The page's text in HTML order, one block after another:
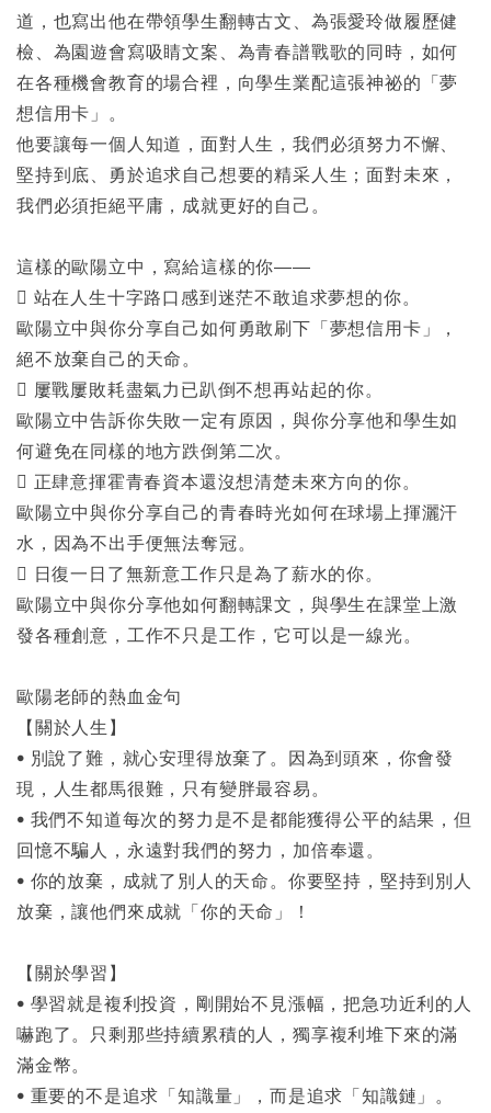
道，也寫出他在帶領學生翻轉古文、為張愛玲做履歷健
檢、為園遊會寫吸睛文案、為青春譜戰歌的同時，如何
在各種機會教育的場合裡，向學生業配這張神祕的「夢
想信用卡」。
他要讓每一個人知道，面對人生，我們必須努力不懈、
堅持到底、勇於追求自己想要的精采人生；面對未來，
我們必須拒絕平庸，成就更好的自己。
這樣的歐陽立中，寫給這樣的你――
 站在人生十字路口感到迷茫不敢追求夢想的你。
歐陽立中與你分享自己如何勇敢刷下「夢想信用卡」，
絕不放棄自己的天命。
 屢戰屢敗耗盡氣力已趴倒不想再站起的你。
歐陽立中告訴你失敗一定有原因，與你分享他和學生如
何避免在同樣的地方跌倒第二次。
 正肆意揮霍青春資本還沒想清楚未來方向的你。
歐陽立中與你分享自己的青春時光如何在球場上揮灑汗
水，因為不出手便無法奪冠。
 日復一日了無新意工作只是為了薪水的你。
歐陽立中與你分享他如何翻轉課文，與學生在課堂上激
發各種創意，工作不只是工作，它可以是一線光。
歐陽老師的熱血金句
【關於人生】
• 別說了難，就心安理得放棄了。因為到頭來，你會發
現，人生都馬很難，只有變胖最容易。
• 我們不知道每次的努力是不是都能獲得公平的結果，但
回憶不騙人，永遠對我們的努力，加倍奉還。
• 你的放棄，成就了別人的天命。你要堅持，堅持到別人
放棄，讓他們來成就「你的天命」！
【關於學習】
• 學習就是複利投資，剛開始不見漲幅，把急功近利的人
嚇跑了。只剩那些持續累積的人，獨享複利堆下來的滿
滿金幣。
• 重要的不是追求「知識量」，而是追求「知識鏈」。